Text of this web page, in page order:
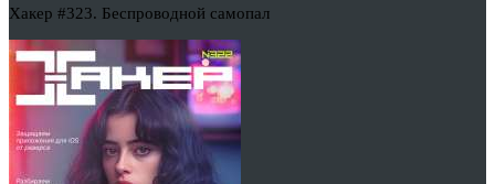
Хакер #323. Беспроводной самопал